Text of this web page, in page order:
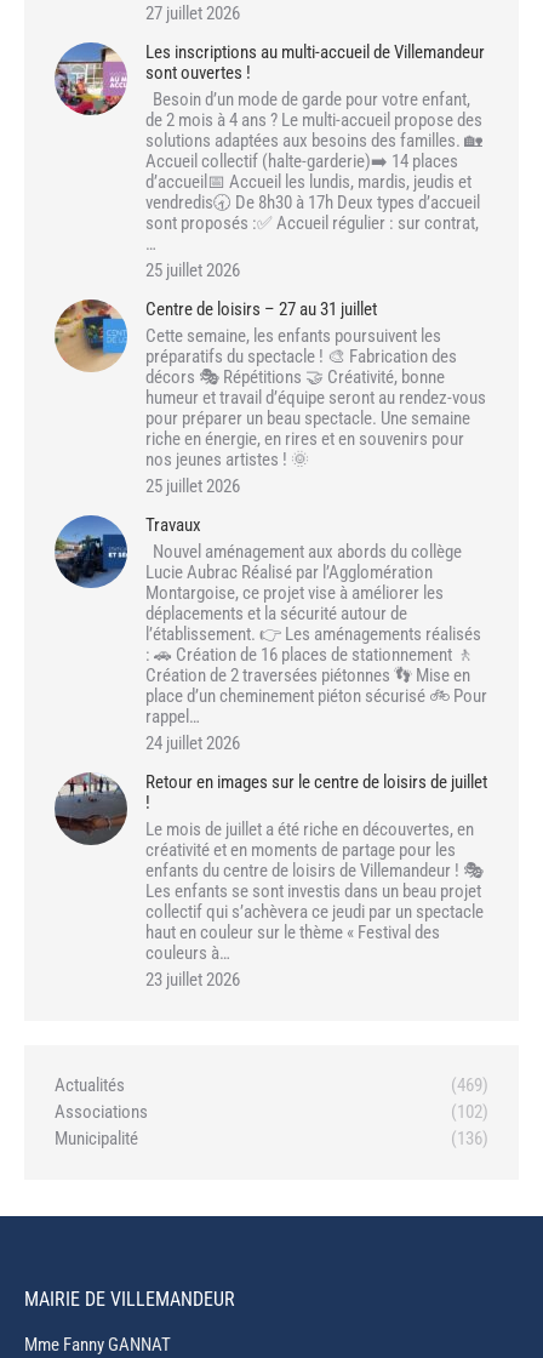
27 juillet 2026
Les inscriptions au multi-accueil de Villemandeur
sont ouvertes !
Besoin d’un mode de garde pour votre enfant,
de 2 mois à 4 ans ? Le multi-accueil propose des
solutions adaptées aux besoins des familles. 🏡
Accueil collectif (halte-garderie)➡️ 14 places
d’accueil📅 Accueil les lundis, mardis, jeudis et
vendredis🕣 De 8h30 à 17h Deux types d’accueil
sont proposés :✅ Accueil régulier : sur contrat,
…
25 juillet 2026
Centre de loisirs – 27 au 31 juillet
Cette semaine, les enfants poursuivent les
préparatifs du spectacle ! 🎨 Fabrication des
décors 🎭 Répétitions 🤝 Créativité, bonne
humeur et travail d’équipe seront au rendez-vous
pour préparer un beau spectacle. Une semaine
riche en énergie, en rires et en souvenirs pour
nos jeunes artistes ! 🌞
25 juillet 2026
Travaux
Nouvel aménagement aux abords du collège
Lucie Aubrac Réalisé par l’Agglomération
Montargoise, ce projet vise à améliorer les
déplacements et la sécurité autour de
l’établissement. 👉 Les aménagements réalisés
: 🚗 Création de 16 places de stationnement 🚶
Création de 2 traversées piétonnes 👣 Mise en
place d’un cheminement piéton sécurisé 🚲 Pour
rappel…
24 juillet 2026
Retour en images sur le centre de loisirs de juillet
!
Le mois de juillet a été riche en découvertes, en
créativité et en moments de partage pour les
enfants du centre de loisirs de Villemandeur ! 🎭
Les enfants se sont investis dans un beau projet
collectif qui s’achèvera ce jeudi par un spectacle
haut en couleur sur le thème « Festival des
couleurs à…
23 juillet 2026
Actualités
(469)
Associations
(102)
Municipalité
(136)
MAIRIE DE VILLEMANDEUR
Mme Fanny GANNAT